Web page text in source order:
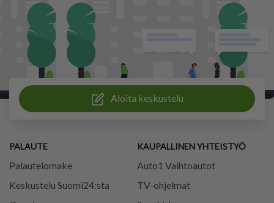
Aloita keskustelu
PALAUTE
Palautelomake
Keskustelu Suomi24:sta
KAUPALLINEN YHTEISTYÖ
Auto1 Vaihtoautot
TV-ohjelmat